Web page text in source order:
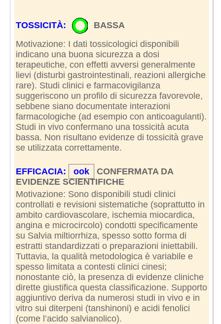
TOSSICITÀ:
BASSA
Motivazione: I dati tossicologici disponibili
indicano una buona sicurezza a dosi
terapeutiche, con effetti avversi generalmente
lievi (disturbi gastrointestinali, reazioni allergiche
rare). Studi clinici e farmacovigilanza
suggeriscono un profilo di sicurezza favorevole,
sebbene siano documentate interazioni
farmacologiche (ad esempio con anticoagulanti).
Studi in vivo confermano una tossicità acuta
bassa. Non risultano evidenze di tossicità grave
se utilizzata correttamente.
EFFICACIA: ook
CONFERMATA DA
EVIDENZE SCIENTIFICHE
Motivazione: Sono disponibili studi clinici
controllati e revisioni sistematiche (soprattutto in
ambito cardiovascolare, ischemia miocardica,
angina e microcircolo) condotti specificamente
su Salvia miltiorrhiza, spesso sotto forma di
estratti standardizzati o preparazioni iniettabili.
Tuttavia, la qualità metodologica è variabile e
spesso limitata a contesti clinici cinesi;
nonostante ciò, la presenza di evidenze cliniche
dirette giustifica questa classificazione. Supporto
aggiuntivo deriva da numerosi studi in vivo e in
vitro sui diterpeni (tanshinoni) e acidi fenolici
(come l’acido salvianolico).